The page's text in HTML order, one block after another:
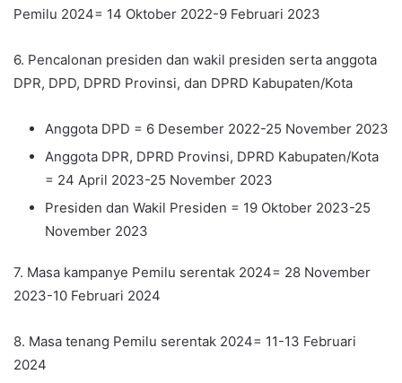
Pemilu 2024= 14 Oktober 2022-9 Februari 2023
6. Pencalonan presiden dan wakil presiden serta anggota
DPR, DPD, DPRD Provinsi, dan DPRD Kabupaten/Kota
Anggota DPD = 6 Desember 2022-25 November 2023
Anggota DPR, DPRD Provinsi, DPRD Kabupaten/Kota
= 24 April 2023-25 November 2023
Presiden dan Wakil Presiden = 19 Oktober 2023-25
November 2023
7. Masa kampanye Pemilu serentak 2024= 28 November
2023-10 Februari 2024
8. Masa tenang Pemilu serentak 2024= 11-13 Februari
2024